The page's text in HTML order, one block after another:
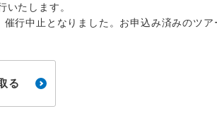
いたします。
行中止となりました。お申込み済みのツ
る
2名様催行 2名様から出発可能な
様1室同代金